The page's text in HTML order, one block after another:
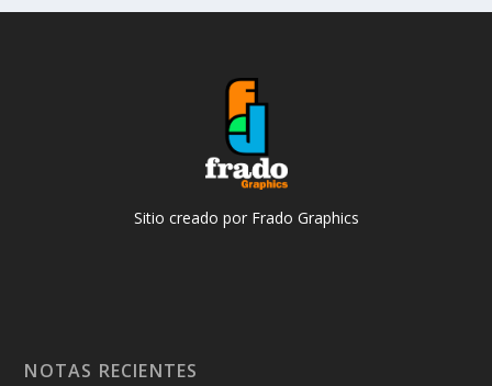
Sitio creado por Frado Graphics
NOTAS RECIENTES